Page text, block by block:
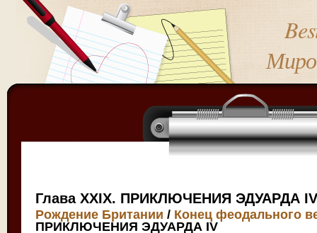
Глава XXIX. ПРИКЛЮЧЕНИЯ ЭДУАРДА IV
Рождение Британии / Конец феодального
ПРИКЛЮЧЕНИЯ ЭДУАРДА IV